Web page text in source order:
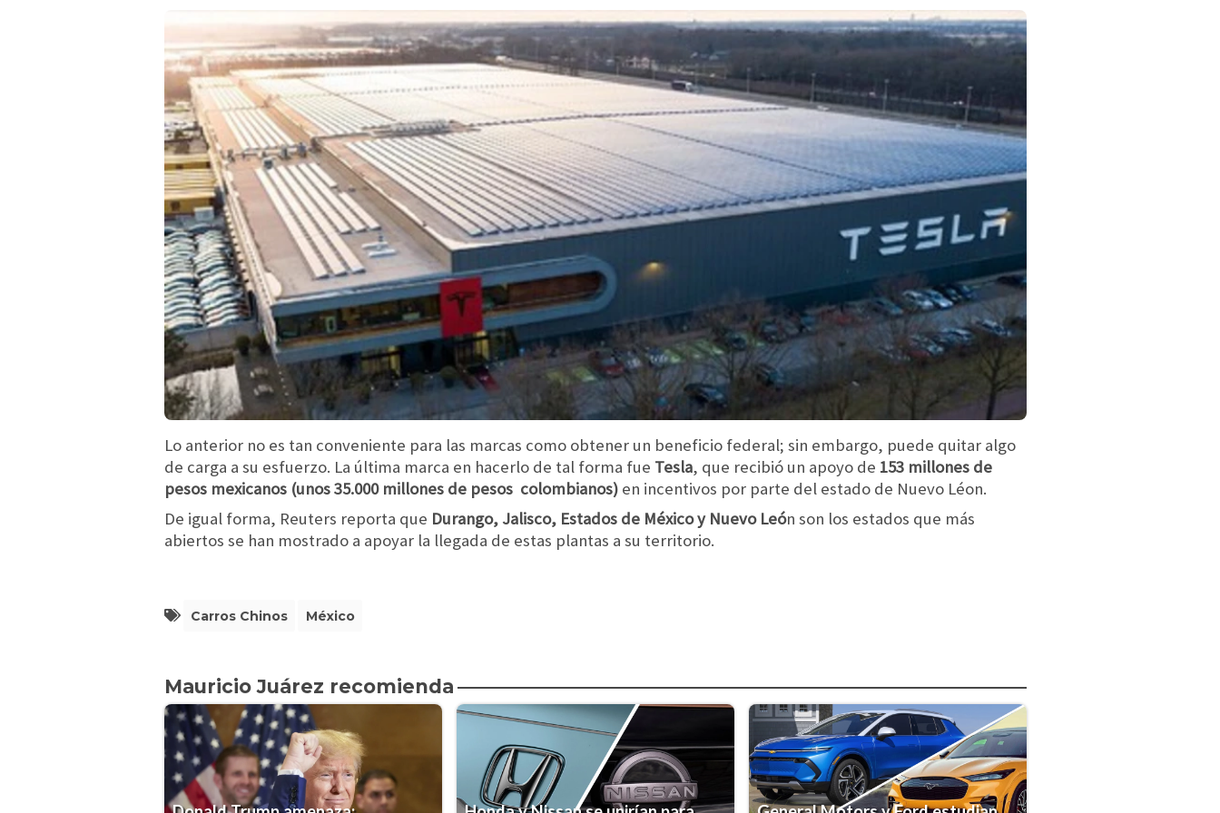
Lo anterior no es tan conveniente para las marcas como obtener un beneficio federal; sin embargo, puede quitar algo
de carga a su esfuerzo. La última marca en hacerlo de tal forma fue Tesla, que recibió un apoyo de 153 millones de
pesos mexicanos (unos 35.000 millones de pesos colombianos) en incentivos por parte del estado de Nuevo Léon.
De igual forma, Reuters reporta que Durango, Jalisco, Estados de México y Nuevo León son los estados que más
abiertos se han mostrado a apoyar la llegada de estas plantas a su territorio.
Carros Chinos México
Mauricio Juárez recomienda